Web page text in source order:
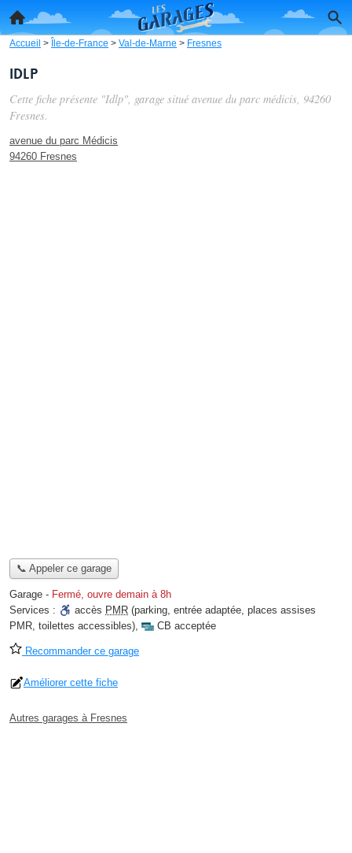
Accueil > Île-de-France > Val-de-Marne > Fresnes
Idlp
Cette fiche présente "Idlp", garage situé avenue du parc médicis, 94260
Fresnes.
avenue du parc Médicis
94260 Fresnes
📞 Appeler ce garage
Garage - Fermé, ouvre demain à 8h
Services :
accès PMR (parking, entrée adaptée, places assises
PMR, toilettes accessibles), CB acceptée
Recommander ce garage
Améliorer cette fiche
Autres garages à Fresnes